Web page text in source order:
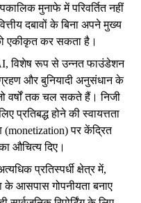
मुनाफे में परिवर्तित नहीं
दबावों के बिना अपने मुख्य
एकीकृत कर सकता है।
विशेष रूप से उन्नत फाउंडेशन
और बुनियादी अनुसंधान के
वर्षों तक चल सकते हैं। निजी
प्रतिबद्ध होने की स्वायत्तता
(monetization) पर केंद्रित
औचित्य दिए।
प्रतिस्पर्धी क्षेत्र में,
के आसपास गोपनीयता बनाए